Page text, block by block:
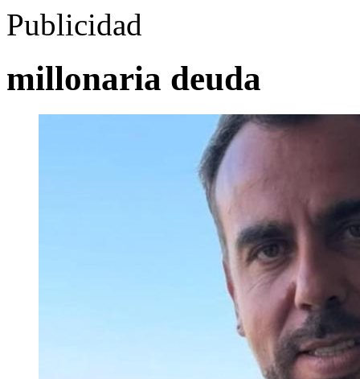
Publicidad
millonaria deuda